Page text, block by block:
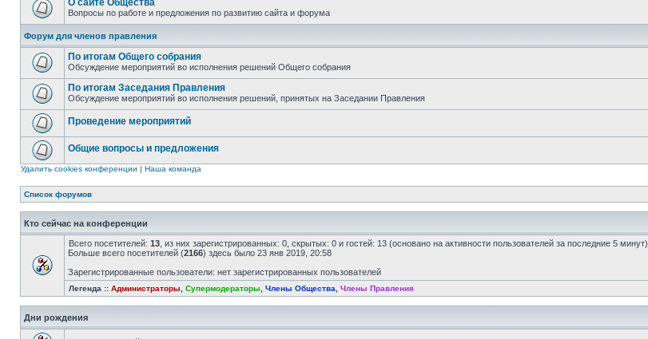
О сайте Общества
Вопросы по работе и предложения по развитию сайта и форума
Форум для членов правления
По итогам Общего собрания
Обсуждение мероприятий во исполнения решений Общего собрания
По итогам Заседания Правления
Обсуждение мероприятий во исполнения решений, принятых на Заседании Правления
Проведение мероприятий
Общие вопросы и предложения
Удалить cookies конференции | Наша команда
Список форумов
Кто сейчас на конференции
Всего посетителей: 13 , из них зарегистрированных: 0, скрытых: 0 и гостей: 13 (основано на активности пользователей за последние 5 минут)
Больше всего посетителей (2166) здесь было 23 янв 2019, 20:58
Зарегистрированные пользователи: нет зарегистрированных пользователей
Легенда :: Администраторы Супермодераторы Члены Общества Члены Правления
Дни рождения